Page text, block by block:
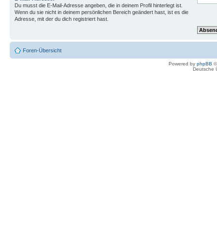
Du musst die E-Mail-Adresse angeben, die in deinem Profil hinterlegt ist.
Wenn du sie nicht in deinem persönlichen Bereich geändert hast, ist es die
Adresse, mit der du dich registriert hast.
Foren-Übersicht
Powered by phpBB
Deutsche